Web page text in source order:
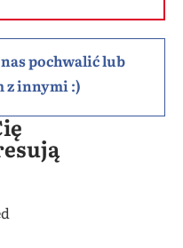
pochwalić lub
z innymi :)